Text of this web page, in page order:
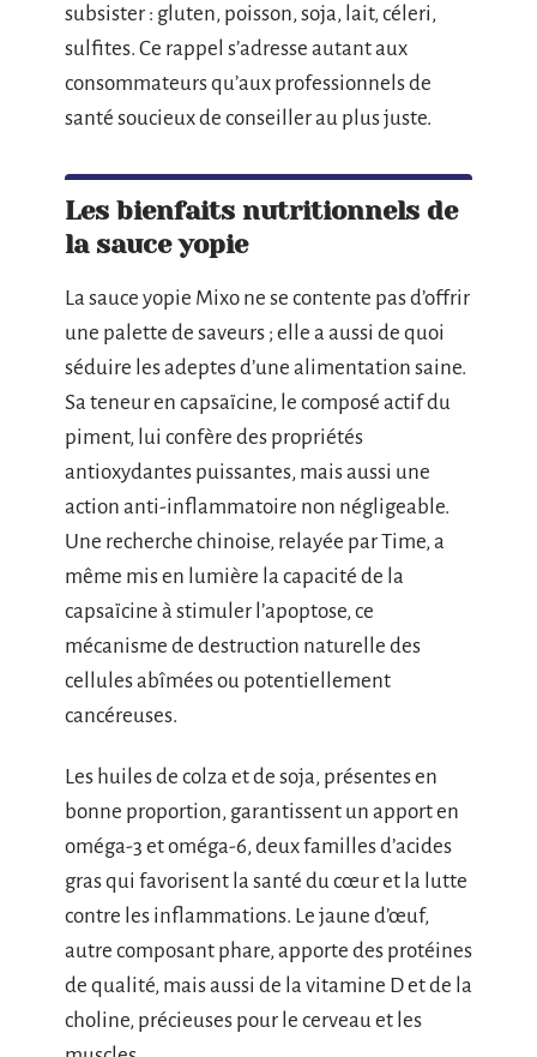
subsister : gluten, poisson, soja, lait, céleri,
sulfites. Ce rappel s’adresse autant aux
consommateurs qu’aux professionnels de
santé soucieux de conseiller au plus juste.
Les bienfaits nutritionnels de
la sauce yopie
La sauce yopie Mixo ne se contente pas d’offrir
une palette de saveurs ; elle a aussi de quoi
séduire les adeptes d’une alimentation saine.
Sa teneur en capsaïcine, le composé actif du
piment, lui confère des propriétés
antioxydantes puissantes, mais aussi une
action anti-inflammatoire non négligeable.
Une recherche chinoise, relayée par Time, a
même mis en lumière la capacité de la
capsaïcine à stimuler l’apoptose, ce
mécanisme de destruction naturelle des
cellules abîmées ou potentiellement
cancéreuses.
Les huiles de colza et de soja, présentes en
bonne proportion, garantissent un apport en
oméga-3 et oméga-6, deux familles d’acides
gras qui favorisent la santé du cœur et la lutte
contre les inflammations. Le jaune d’œuf,
autre composant phare, apporte des protéines
de qualité, mais aussi de la vitamine D et de la
choline, précieuses pour le cerveau et les